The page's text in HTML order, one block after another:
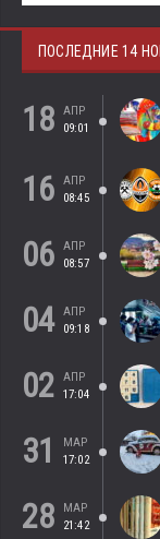
ПОСЛЕДНИЕ 14
18
АПР
09:01
16
АПР
08:45
06
АПР
08:57
04 АПР
09:18
02
АПР
17:04
31
МАР
17:02
28
МАР
21:42